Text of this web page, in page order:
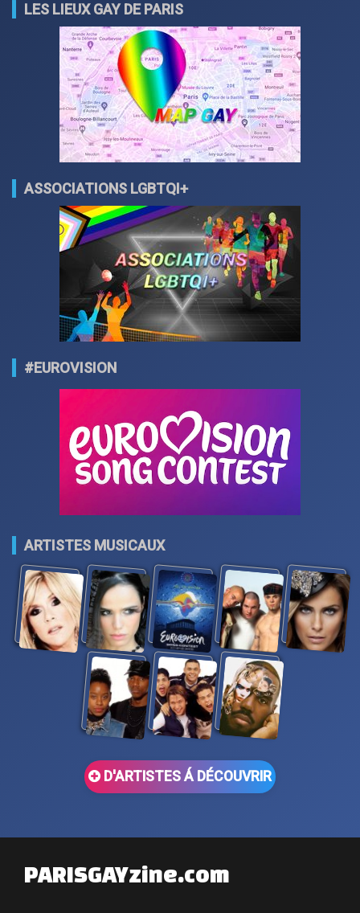
LES LIEUX GAY DE PARIS
ASSOCIATIONS LGBTQI+
#EUROVISION
ARTISTES MUSICAUX
D'ARTISTES Á DÉCOUVRIR
PARISGAYzine.com